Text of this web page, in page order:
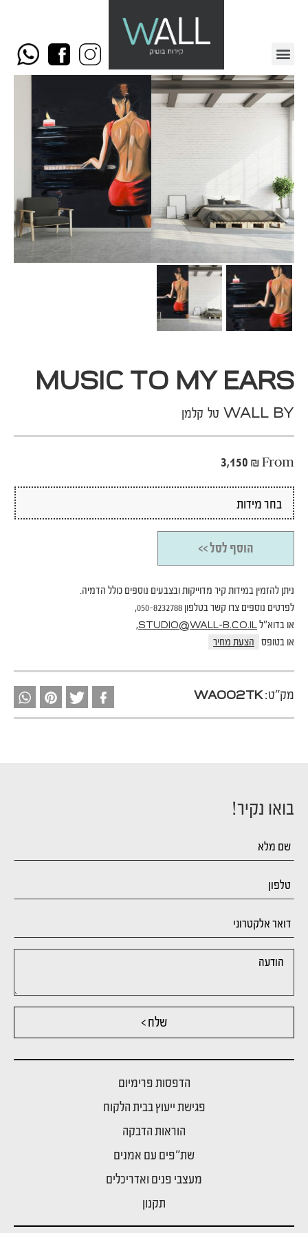
MUSIC TO MY EARS
WALL BY טל קלמן
From
3,150 ₪
הוסף לסל >>
ניתן להזמין במידות קיר מדוייקות ובצבעים נוספים כולל הדמיה.
לפרטים נוספים צרו קשר בטלפון 050-8232788,
או בדוא"לSTUDIO@WALL-B.CO.IL
,
או בטופס
הצעת מחיר
מק"ט:WA002TK
הדפסות פרימיום
פגישת ייעוץ בבית הלקוח
הוראות הדבקה
שת"פים עם אמנים
מעצבי פנים ואדריכלים
תקנון
בואו נקיר!
שלח >